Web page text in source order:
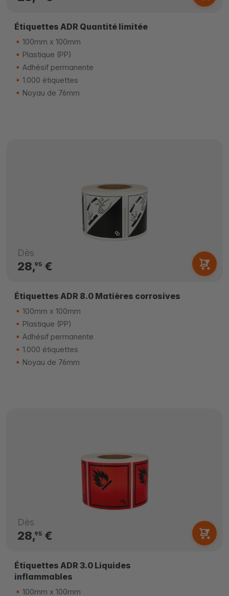
Étiquettes ADR Quantité limitée
100mm x 100mm
Plastique (PP)
Adhésif permanente
1.000 étiquettes
Noyau de 76mm
Dès
28,95€
Étiquettes ADR 8.0 Matières corrosives
100mm x 100mm
Plastique (PP)
Adhésif permanente
1.000 étiquettes
Noyau de 76mm
Dès
28,95€
Étiquettes ADR 3.0 Liquides
inflammables
100mm x 100mm